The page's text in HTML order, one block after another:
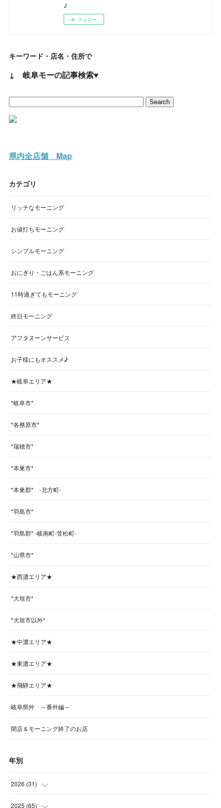
♪
フォロー
キーワード・店名・住所で
↓ 岐阜モーの記事検索♥
県内全店舗 Map
カテゴリ
リッチなモーニング
お値打ちモーニング
シンプルモーニング
おにぎり・ごはん系モーニング
11時過ぎてもモーニング
終日モーニング
アフタヌーンサービス
お子様にもオススメ♪
★岐阜エリア★
*岐阜市*
*各務原市*
*瑞穂市*
*本巣市*
*本巣郡* -北方町-
*羽島市*
*羽島郡* -岐南町-笠松町-
*山県市*
★西濃エリア★
*大垣市*
*大垣市以外*
★中濃エリア★
★東濃エリア★
★飛騨エリア★
岐阜県外 ～番外編～
閉店＆モーニング終了のお店
年別
2026 (31)
(4
2025 (65)